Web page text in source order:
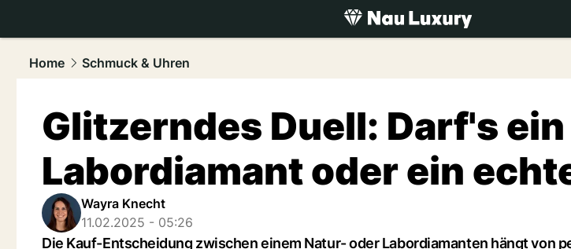
luxury.NAU.ch
Home
Schmuck & Uhren
Glitzerndes Duell: Darf's ein
Labordiamant oder ein
Wayra Knecht
11.02.2025 - 05:26
Die Kauf-Entscheidung zwischen einem Natur- oder Labordiamanten hängt von